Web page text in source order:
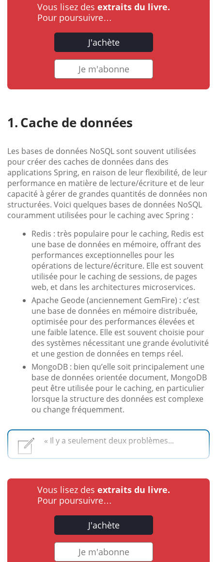
Vous lisez des extraits du livre.
Pour poursuivre…
J'achète
Je m'abonne
Cache de données
Les bases de données NoSQL sont souvent utilisées
pour créer des caches de données dans des
applications Spring, en raison de leur flexibilité, de leur
performance en matière de lecture/écriture et de leur
capacité à gérer de grandes quantités de données non
structurées. Voici quelques bases de données NoSQL
couramment utilisées pour le caching avec Spring :
Redis : très populaire pour le caching, Redis est
une base de données en mémoire, offrant des
performances exceptionnelles pour les
opérations de lecture/écriture. Elle est souvent
utilisée pour le caching de sessions, de pages
web, et dans les architectures microservices.
Apache Geode (anciennement GemFire) : c’est
une base de données en mémoire distribuée,
optimisée pour des performances élevées et
une faible latence. Elle est souvent choisie pour
des systèmes nécessitant une grande évolutivité
et une gestion de données en temps réel.
MongoDB : bien qu’elle soit principalement une
base de données orientée document, MongoDB
peut être utilisée pour le caching, en particulier
lorsque la structure des données est complexe
ou change fréquemment.
« Il y a seulement deux problèmes...
Vous lisez des extraits du livre.
Pour poursuivre…
J'achète
Je m'abonne